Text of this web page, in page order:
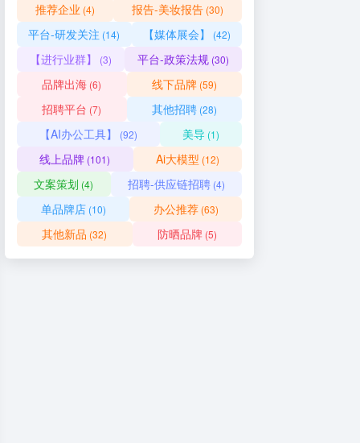
推荐企业 (4) 报告-美妆报告 (30)
平台-研发关注 (14) 【媒体展会】 (42)
【进行业群】 (3) 平台-政策法规 (30)
品牌出海 (6) 线下品牌(59)
招聘平台 (7) 其他招聘(28)
【AI办公工具】 (92) 美导 (1)
线上品牌 (101) Ai大模型 (12)
文案策划 (4) 招聘-供应链招聘(4)
单品牌店(10) 办公推荐(63)
其他新品 (32) 防晒品牌 (5)